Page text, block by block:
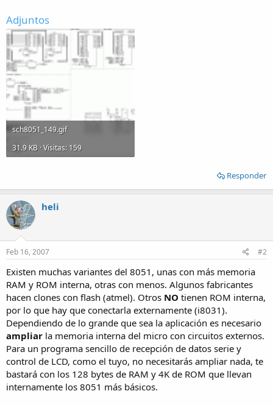
Adjuntos
sch8051_149.gif
31.9 KB · Visitas: 159
Responder
heli
Feb 16, 2007 #2
Existen muchas variantes del 8051, unas con más memoria
RAM y ROM interna, otras con menos. Algunos fabricantes
hacen clones con flash (atmel). Otros NO tienen ROM interna,
por lo que hay que conectarla externamente (i8031).
Dependiendo de lo grande que sea la aplicación es necesario
ampliar la memoria interna del micro con circuitos externos.
Para un programa sencillo de recepción de datos serie y
control de LCD, como el tuyo, no necesitarás ampliar nada, te
bastará con los 128 bytes de RAM y 4K de ROM que llevan
internamente los 8051 más básicos.